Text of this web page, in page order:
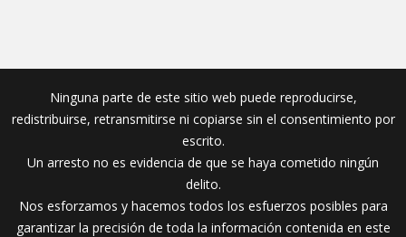
Ninguna parte de este sitio web puede reproducirse,
redistribuirse, retransmitirse ni copiarse sin el consentimiento por
escrito.
Un arresto no es evidencia de que se haya cometido ningún
delito.
Nos esforzamos y hacemos todos los esfuerzos posibles para
garantizar la precisión de toda la información contenida en este